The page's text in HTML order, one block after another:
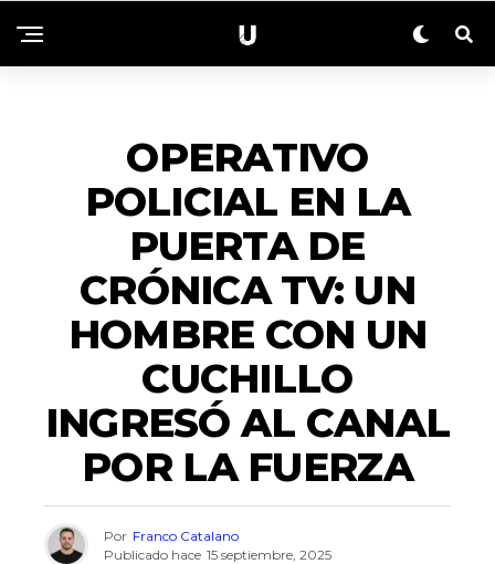
OPERATIVO
POLICIAL EN LA
PUERTA DE
CRÓNICA TV: UN
HOMBRE CON UN
CUCHILLO
INGRESÓ AL CANAL
POR LA FUERZA
Por Franco Catalano
Publicado hace 15 septiembre, 2025